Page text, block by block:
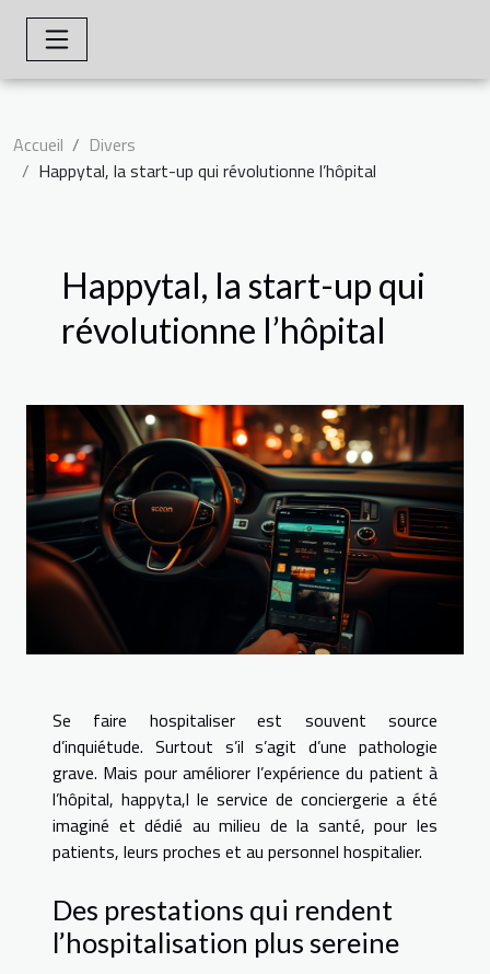
Accueil
Divers
Happytal, la start-up qui révolutionne l’hôpital
Happytal, la start-up qui
révolutionne l’hôpital
Se faire hospitaliser est souvent source
d’inquiétude. Surtout s’il s’agit d’une pathologie
grave. Mais pour améliorer l’expérience du patient à
l’hôpital, happyta,l le service de conciergerie a été
imaginé et dédié au milieu de la santé, pour les
patients, leurs proches et au personnel hospitalier.
Des prestations qui rendent
l’hospitalisation plus sereine